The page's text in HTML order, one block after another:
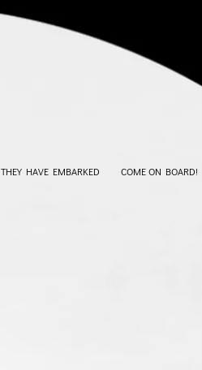
THEY HAVE EMBARKED COME ON BOARD!